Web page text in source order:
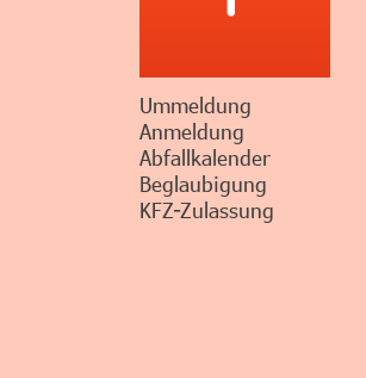
Ummeldung
Anmeldung
Abfallkalender
Beglaubigung
KFZ-Zulassung